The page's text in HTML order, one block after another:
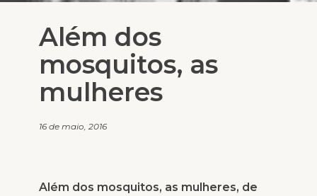
Além dos
mosquitos, as
mulheres
16 de maio, 2016
Além dos mosquitos, as mulheres, de